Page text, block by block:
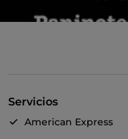
Servicios
American Express